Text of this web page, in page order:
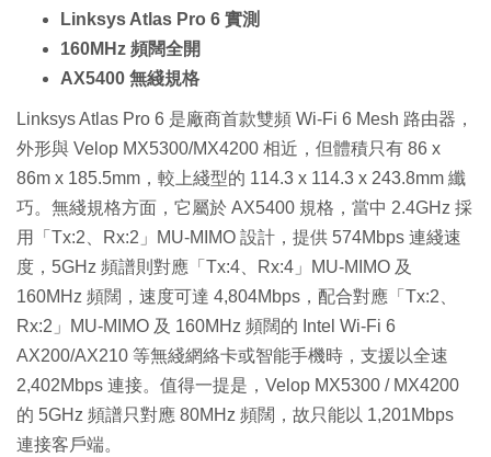
Linksys Atlas Pro 6 實測
160MHz 頻闊全開
AX5400 無綫規格
Linksys Atlas Pro 6 是廠商首款雙頻 Wi-Fi 6 Mesh 路由器，
外形與 Velop MX5300/MX4200 相近，但體積只有 86 x
86m x 185.5mm，較上綫型的 114.3 x 114.3 x 243.8mm 纖
巧。無綫規格方面，它屬於 AX5400 規格，當中 2.4GHz 採
用「Tx:2、Rx:2」MU-MIMO 設計，提供 574Mbps 連綫速
度，5GHz 頻譜則對應「Tx:4、Rx:4」MU-MIMO 及
160MHz 頻闊，速度可達 4,804Mbps，配合對應「Tx:2、
Rx:2」MU-MIMO 及 160MHz 頻闊的 Intel Wi-Fi 6
AX200/AX210 等無綫網絡卡或智能手機時，支援以全速
2,402Mbps 連接。值得一提是，Velop MX5300 / MX4200
的 5GHz 頻譜只對應 80MHz 頻闊，故只能以 1,201Mbps
連接客戶端。